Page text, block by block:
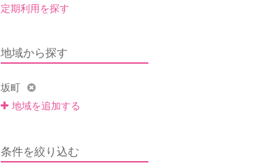
定期利用を探す
地域から探す
坂町
地域を追加する
条件を絞り込む